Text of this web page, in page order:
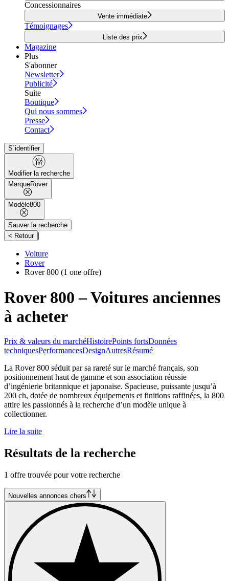
Concessionnaires
Vente immédiate
Témoignages
Liste des prix
Magazine
Plus
S'abonner
Newsletter
Publicité
Suite
Boutique
Qui nous sommes
Presse
Contact
S´identifier
Modifier la recherche
MarqueRover
Modèle800
Sauver la recherche
< Retour |
Voiture
Rover
Rover 800 (1 one offre)
Rover 800 – Voitures anciennes
à acheter
Prix & valeurs du marchéHistoirePoints fortsDonnées
techniquesPerformancesDesignAutresRésumé
La Rover 800 séduit par sa rareté sur le marché français, son
positionnement haut de gamme et son association réussie
d’ingénierie britannique et japonaise. Spacieuse, puissante jusqu’à
200 ch, dotée de nombreux équipements et finitions raffinées, la 800
attire les passionnés à la recherche d’un modèle unique à
collectionner.
Lire la suite
Résultats de la recherche
1 offre trouvée pour votre recherche
Nouvelles annonces chers